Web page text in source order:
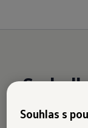
Souhlas s